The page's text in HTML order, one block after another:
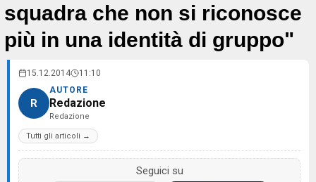
squadra che non si riconosce
più in una identità di gruppo"
15.12.2014 11:10
R
AUTORE
Redazione
Redazione
Tutti gli articoli →
Seguici su